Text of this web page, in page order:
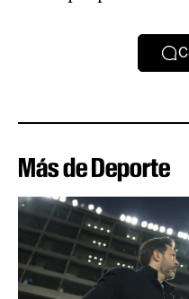
Más de Deporte